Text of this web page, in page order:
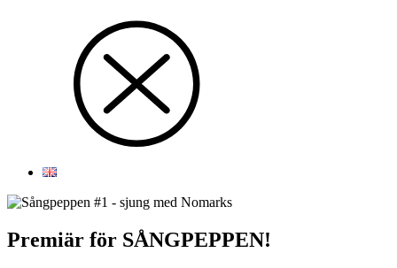
Premiär för SÅNGPEPPEN!